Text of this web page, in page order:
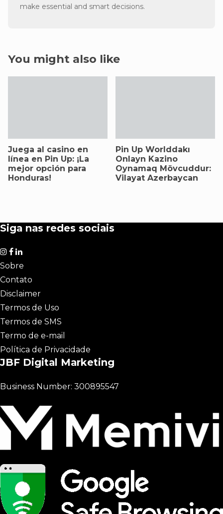
make essential and smart decisions.
You might also like
Juega al casino en
línea en Pin Up: ¡La
mejor opción para
Honduras!
Pin Up Worlddakı
Onlayn Kazino
Oynamaq Mövcuddur:
Vilayat Azerbaycan
Siga nas redes sociais
Sobre
Contato
Disclaimer
Termos de Uso
Termos de SMS
Termo de e-mail
Política de Privacidade
JBF Digital Marketing
Business Number: 300895547